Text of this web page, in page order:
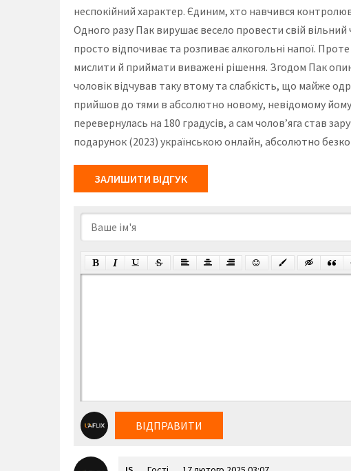
неспокійний характер. Єдиним, хто навчився
Одного разу Пак вирушає весело провести свій
просто відпочиває та розпиває алкогольні напої.
мислити й приймати виважені рішення. Згодом Пак
чоловік відчував таку втому та слабкість, що майже
прийшов до тями в абсолютно новому, невідомому йому
перевернулась на 180 градусів, а сам чолов’яга став
подарунок (2023) українською онлайн, абсолютно
ЗАЛИШИТИ ВІДГУК
ВІДПРАВИТИ